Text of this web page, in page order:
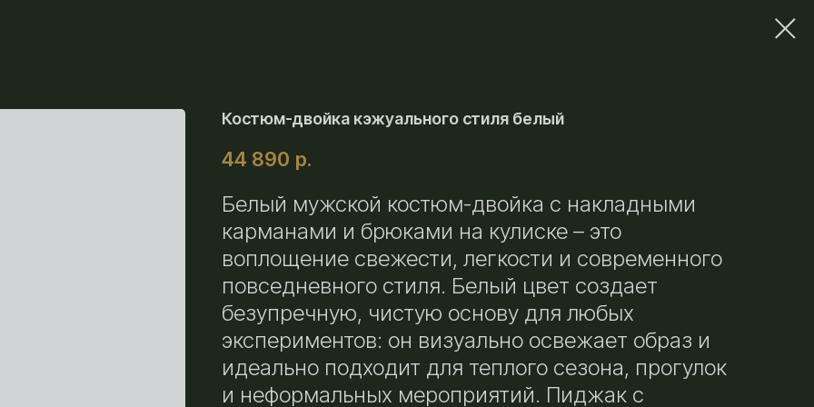
Костюм-двойка кэжуального стиля белый
44 890 р.
Белый мужской костюм-двойка с накладными
карманами и брюками на кулиске – это
воплощение свежести, легкости и современного
повседневного стиля. Белый цвет создает
безупречную, чистую основу для любых
экспериментов: он визуально освежает образ и
идеально подходит для теплого сезона, прогулок
и неформальных мероприятий. Пиджак с